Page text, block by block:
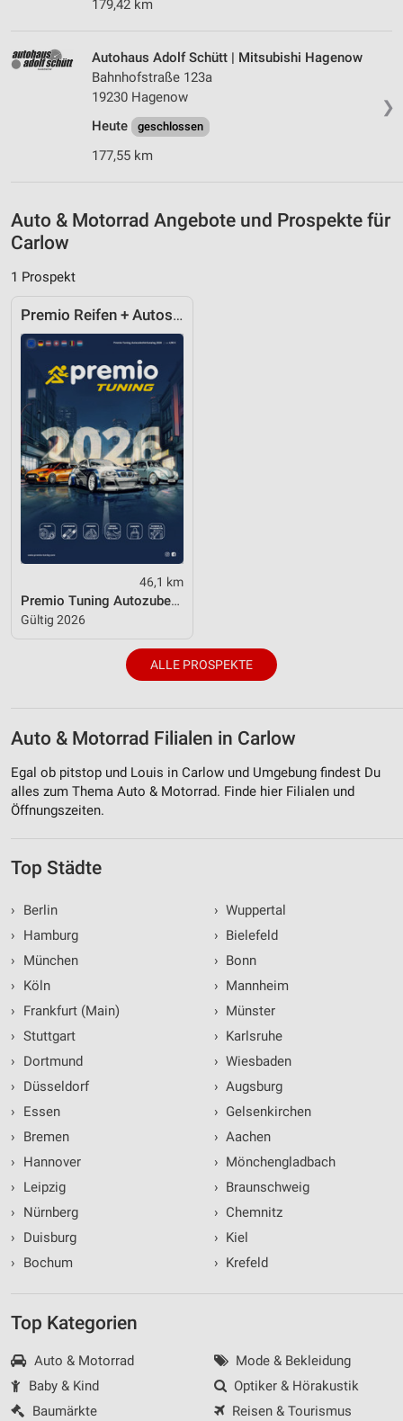
179,42 km
❯
Autohaus Adolf Schütt | Mitsubishi Hagenow
Bahnhofstraße 123a
19230 Hagenow
Heute
geschlossen
177,55 km
Auto & Motorrad Angebote und Prospekte für
Carlow
1 Prospekt
Premio Reifen + Autoservice
46,1 km
Premio Tuning Autozubehörkatalog 2026
Gültig 2026
ALLE PROSPEKTE
Auto & Motorrad Filialen in Carlow
Egal ob pitstop und Louis in Carlow und Umgebung findest Du
alles zum Thema Auto & Motorrad. Finde hier Filialen und
Öffnungszeiten.
Top Städte
›
Berlin
›
Hamburg
›
München
›
Köln
›
Frankfurt (Main)
› Stuttgart
›
Dortmund
›
Düsseldorf
›
Essen
›
Bremen
›
Hannover
›
Leipzig
›
Nürnberg
›
Duisburg
›
Bochum
› Wuppertal
› Bielefeld
› Bonn
› Mannheim
› Münster
› Karlsruhe
› Wiesbaden
› Augsburg
› Gelsenkirchen
› Aachen
› Mönchengladbach
› Braunschweig
› Chemnitz
› Kiel
› Krefeld
Top Kategorien
Auto & Motorrad
Baby & Kind
Baumärkte
Mode & Bekleidung
Optiker & Hörakustik
Reisen & Tourismus
Informationen identifizieren
Nicht-IAB-Verarbeitungszwecke:
Performance
Werbung